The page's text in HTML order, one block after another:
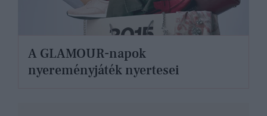
A GLAMOUR-napok
nyereményjáték nyertesei